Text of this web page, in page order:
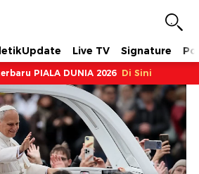
Live TV Signature
PIALA DUNIA 2026 Di Sini